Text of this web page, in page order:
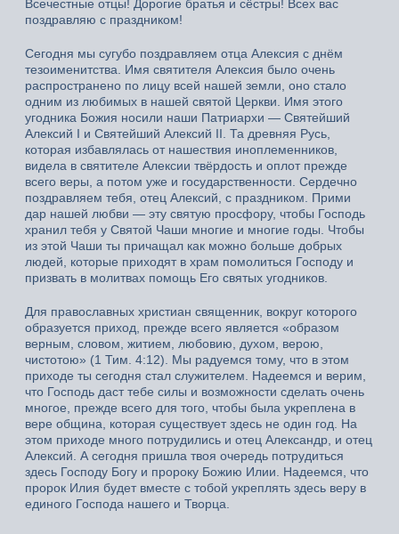
Всечестные отцы! Дорогие братья и сёстры! Всех вас
поздравляю с праздником!
Сегодня мы сугубо поздравляем отца Алексия с днём
тезоименитства. Имя святителя Алексия было очень
распространено по лицу всей нашей земли, оно стало
одним из любимых в нашей святой Церкви. Имя этого
угодника Божия носили наши Патриархи — Святейший
Алексий I и Святейший Алексий II. Та древняя Русь,
которая избавлялась от нашествия иноплеменников,
видела в святителе Алексии твёрдость и оплот прежде
всего веры, а потом уже и государственности. Сердечно
поздравляем тебя, отец Алексий, с праздником. Прими
дар нашей любви — эту святую просфору, чтобы Господь
хранил тебя у Святой Чаши многие и многие годы. Чтобы
из этой Чаши ты причащал как можно больше добрых
людей, которые приходят в храм помолиться Господу и
призвать в молитвах помощь Его святых угодников.
Для православных христиан священник, вокруг которого
образуется приход, прежде всего является «образом
верным, словом, житием, любовию, духом, верою,
чистотою» (1 Тим. 4:12). Мы радуемся тому, что в этом
приходе ты сегодня стал служителем. Надеемся и верим,
что Господь даст тебе силы и возможности сделать очень
многое, прежде всего для того, чтобы была укреплена в
вере община, которая существует здесь не один год. На
этом приходе много потрудились и отец Александр, и отец
Алексий. А сегодня пришла твоя очередь потрудиться
здесь Господу Богу и пророку Божию Илии. Надеемся, что
пророк Илия будет вместе с тобой укреплять здесь веру в
единого Господа нашего и Творца.